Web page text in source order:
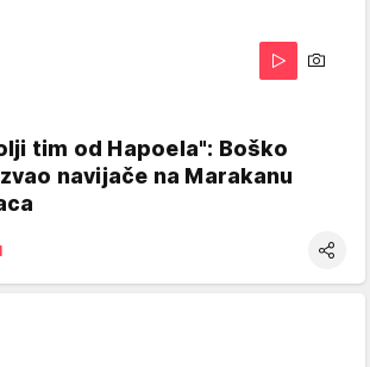
tim od Hapoela": Boško
navijače na Marakanu